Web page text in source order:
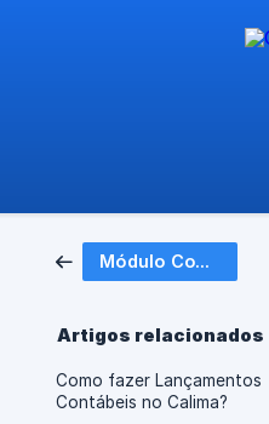
Módulo Contábil
Artigos relacionados
Como fazer Lançamentos
Contábeis no Calima?